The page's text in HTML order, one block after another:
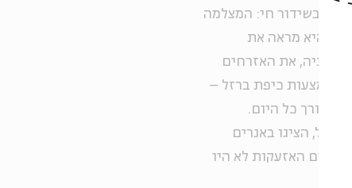
בשידור חי: המצלמה
שהיא מראה את
את האזרחים
באמצעות כיפת ברזל –
לאורך כל היום.
הציגו באנרים
האזעקות לא היו